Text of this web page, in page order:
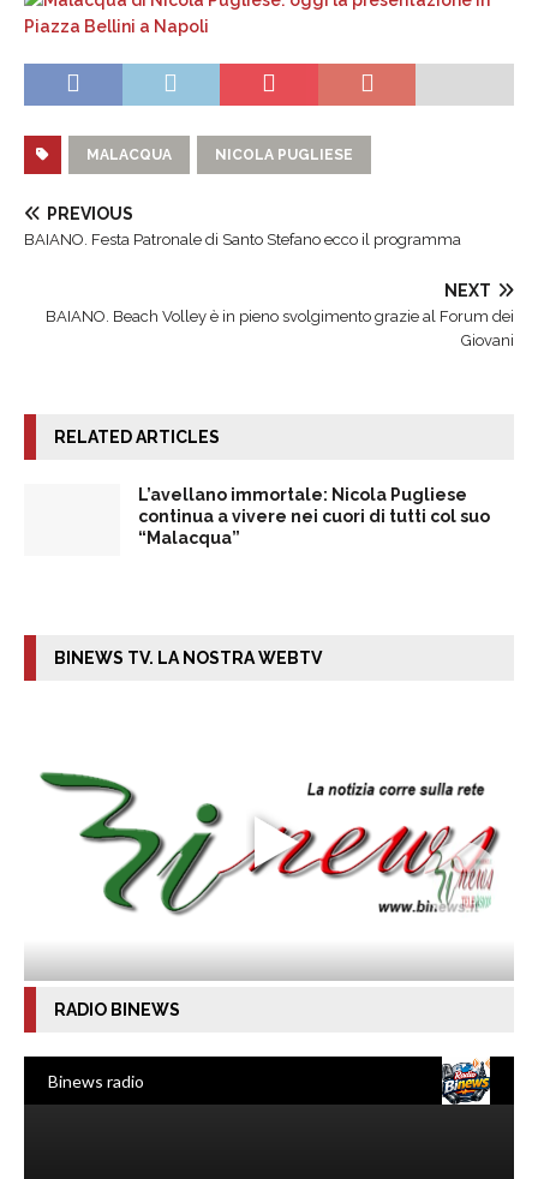
MALACQUA NICOLA PUGLIESE
PREVIOUS
BAIANO. Festa Patronale di Santo Stefano ecco il programma
NEXT
BAIANO. Beach Volley è in pieno svolgimento grazie al Forum dei
Giovani
RELATED ARTICLES
L’avellano immortale: Nicola Pugliese
continua a vivere nei cuori di tutti col suo
“Malacqua”
BINEWS TV. LA NOSTRA WEBTV
RADIO BINEWS